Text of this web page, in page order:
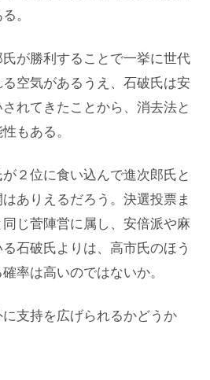
。
が勝利することで一挙に世代
空気があるうえ、石破氏は安
れてきたことから、消去法と
もある。
２位に食い込んで進次郎氏と
ありえるだろう。決選投票ま
じ菅陣営に属し、安倍派や麻
石破氏よりは、高市氏のほう
率は高いのではないか。
支持を広げられるかどうか